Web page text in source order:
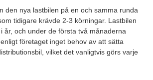
den nya lastbilen på en och samma runda
tidigare krävde 2-3 körningar. Lastbilen
år, och under de första två månaderna
företaget inget behov av att sätta
vilket det vanligtvis görs varje